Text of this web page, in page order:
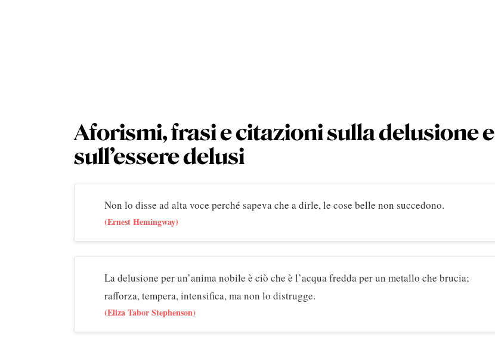
Aforismi, frasi e citazioni sulla delusione e
sull’essere delusi
Non lo disse ad alta voce perché sapeva che a dirle, le cose belle non succedono.
(Ernest Hemingway)
La delusione per un’anima nobile è ciò che è l’acqua fredda per un metallo che brucia;
rafforza, tempera, intensifica, ma non lo distrugge.
(Eliza Tabor Stephenson)